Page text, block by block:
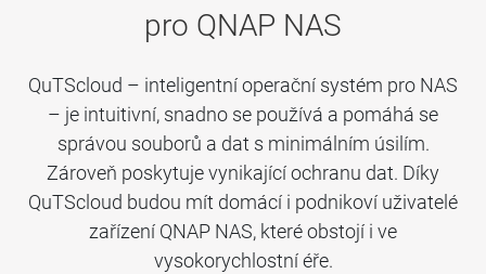
pro QNAP NAS
QuTScloud – inteligentní operační systém pro NAS
– je intuitivní, snadno se používá a pomáhá se
správou souborů a dat s minimálním úsilím.
Zároveň poskytuje vynikající ochranu dat. Díky
QuTScloud budou mít domácí i podnikoví uživatelé
zařízení QNAP NAS, které obstojí i ve
vysokorychlostní éře.